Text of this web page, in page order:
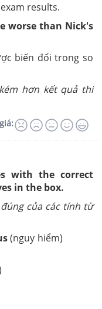
results.
worse than Nick's
biến đổi trong so
hơn kết quả thi
with the correct
in the box.
của các tính từ
(nguy hiểm)